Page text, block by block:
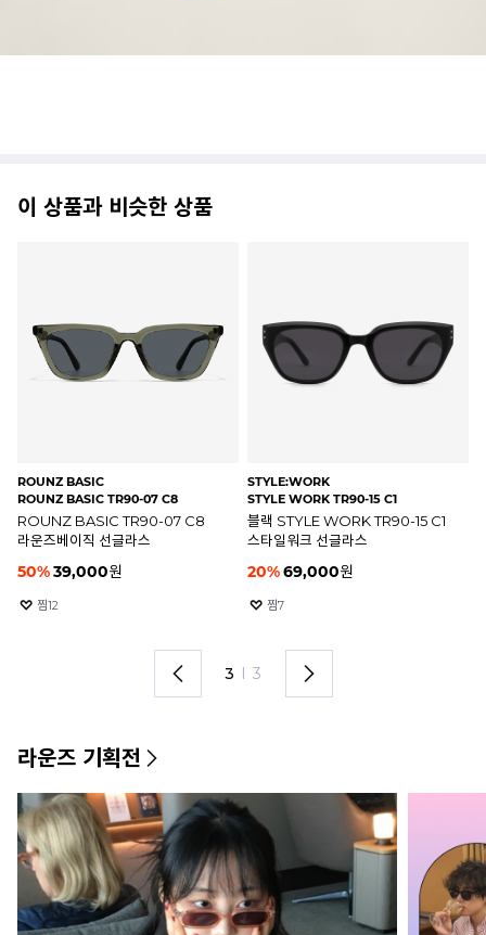
이 상품과 비슷한 상품
ROUNZ BASIC
ROUNZ BASIC TR90-07 C8
ROUNZ BASIC TR90-07 C8
라운즈베이직 선글라스
50%39,000원
찜12
STYLE:WORK
STYLE WORK TR90-15 C1
블랙 STYLE WORK TR90-15 C1
스타일워크 선글라스
20%69,000원
찜7
3 I 3
라운즈 기획전